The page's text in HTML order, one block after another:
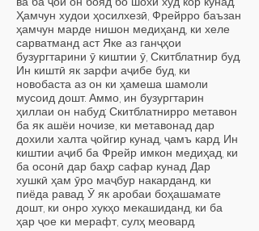
Ҳамчун худои ҳосилхезӣ, Фрейрро баъзан
ҳамчун марде нишон медиҳанд, ки хеле
сарватманд аст Яке аз ганҷҳои
бузургтарини ӯ киштии ӯ, Скитблатнир буд.
Ин киштӣ як зарфи аҷибе буд, ки
новобаста аз он ки ҳамеша шамоли
мусоид дошт. Аммо, ин бузургтарин
ҳиллаи он набуд: Скитблатнирро метавон
ба як ашёи ночизе, ки метавонад дар
дохили халта ҷойгир кунад, ҷамъ кард. Ин
киштии аҷиб ба Фрейр имкон медиҳад, ки
ба осонӣ дар баҳр сафар кунад. Дар
хушкӣ ҳам ӯро маҷбур накарданд, ки
пиёда равад. Ӯ як аробаи боҳашамате
дошт, ки онро хукҳо мекашиданд, ки ба
ҳар ҷое ки мерафт, сулҳ меовард.